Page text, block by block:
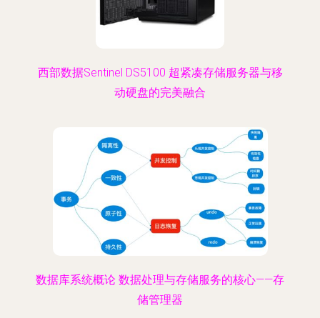
西部数据Sentinel DS5100 超紧凑存储服务器与移
动硬盘的完美融合
数据库系统概论 数据处理与存储服务的核心——存
储管理器